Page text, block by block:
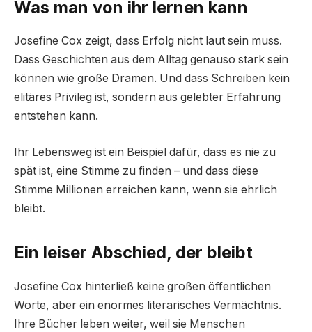
Was man von ihr lernen kann
Josefine Cox zeigt, dass Erfolg nicht laut sein muss.
Dass Geschichten aus dem Alltag genauso stark sein
können wie große Dramen. Und dass Schreiben kein
elitäres Privileg ist, sondern aus gelebter Erfahrung
entstehen kann.
Ihr Lebensweg ist ein Beispiel dafür, dass es nie zu
spät ist, eine Stimme zu finden – und dass diese
Stimme Millionen erreichen kann, wenn sie ehrlich
bleibt.
Ein leiser Abschied, der bleibt
Josefine Cox hinterließ keine großen öffentlichen
Worte, aber ein enormes literarisches Vermächtnis.
Ihre Bücher leben weiter, weil sie Menschen